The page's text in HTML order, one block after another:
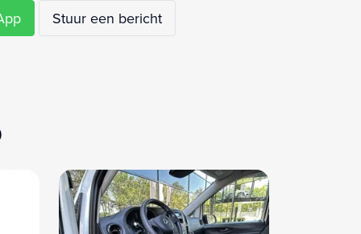
assistent (E07)
3200 mm, overhang 1010 mm (IN2)
Stuur een bericht